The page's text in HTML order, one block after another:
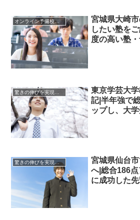
オンライン予備校・塾の活用法
宮城県大崎
したい塾を
度の高い塾
驚きの伸びを実現｜先輩列伝
東京学芸大
記|半年強で
ップし、大
驚きの伸びを実現｜先輩列伝
宮城県仙台
へ|総合186
に成功した